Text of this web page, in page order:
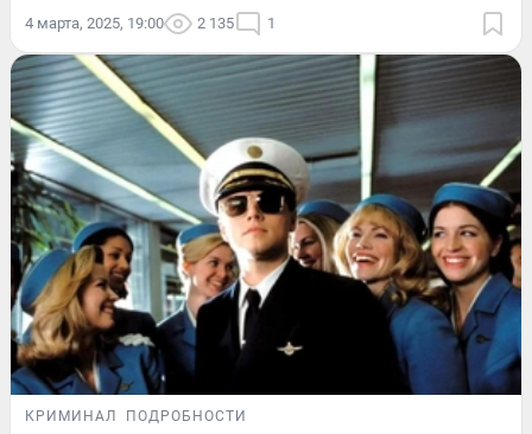
4 марта, 2025, 19:00 2 135 1
КРИМИНАЛ ПОДРОБНОСТИ